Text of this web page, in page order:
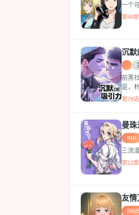
一个
第48
沉默
前黑
是，
第78
曼珠
INX
三流
第12
友情